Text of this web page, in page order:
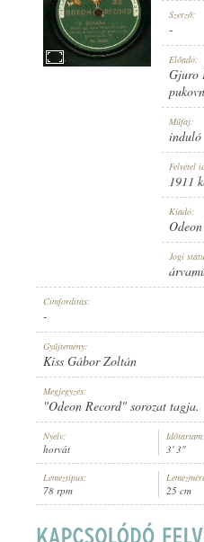
ELŐADÓ: GJURO PREJAC,
LEMEZSZÁM: NO. 20253.
Szerző:
-
Előadó:
Gjuro
Műfaj:
induló
Felvétel
1911
Kiadó:
Jogi
Címfordítás:
-
Gyűjtemény:
Kiss Gábor Zoltán
Megjegyzés:
"Odeon Record" sorozat tagja.
Nyelv:
horvát
Időtartam:
3' 3"
Lemeztípus:
78 rpm 25 cm